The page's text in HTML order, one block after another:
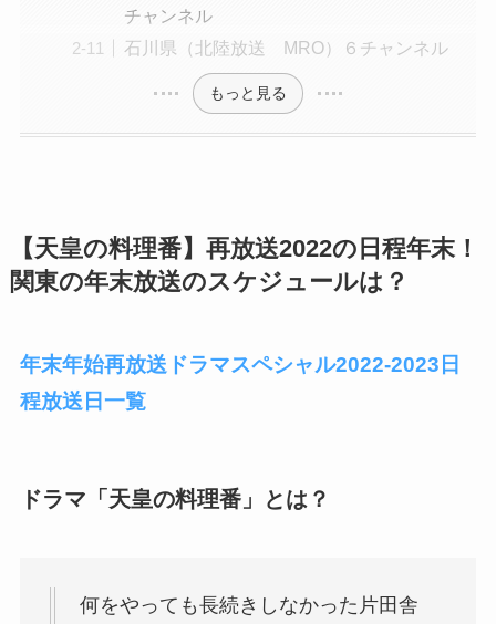
チャンネル
石川県（北陸放送 MRO）６チャンネル
もっと見る
【天皇の料理番】再放送2022の日程年末！
関東の年末放送のスケジュールは？
年末年始再放送ドラマスペシャル2022-2023日
程放送日一覧
ドラマ「天皇の料理番」とは？
何をやっても長続きしなかった片田舎